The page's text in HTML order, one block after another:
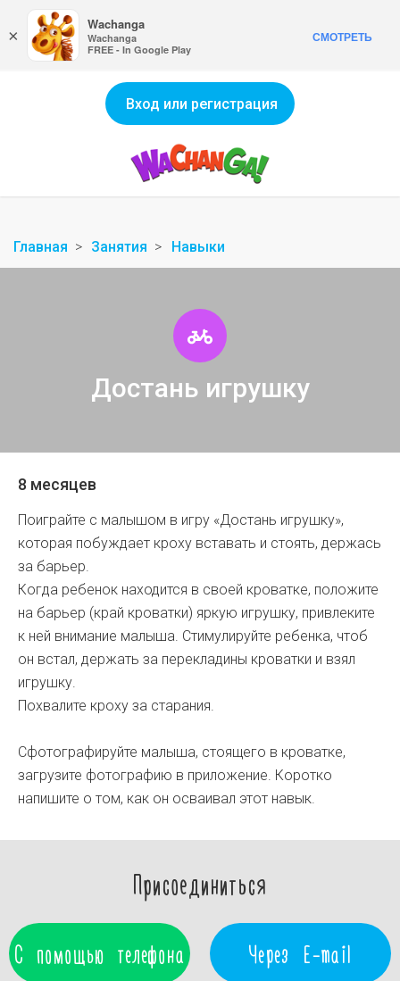
Вход или регистрация
Главная Занятия Навыки
Достань игрушку
8 месяцев
Поиграйте с малышом в игру «Достань игрушку»,
которая побуждает кроху вставать и стоять, держась
за барьер.
Когда ребенок находится в своей кроватке, положите
на барьер (край кроватки) яркую игрушку, привлеките
к ней внимание малыша. Стимулируйте ребенка, чтоб
он встал, держать за перекладины кроватки и взял
игрушку.
Похвалите кроху за старания.
Сфотографируйте малыша, стоящего в кроватке,
загрузите фотографию в приложение. Коротко
напишите о том, как он осваивал этот навык.
Присоединиться
С помощью телефона Через E-mail
×
Wachanga
Wachanga
FREE - In Google Play
СМОТРЕТЬ